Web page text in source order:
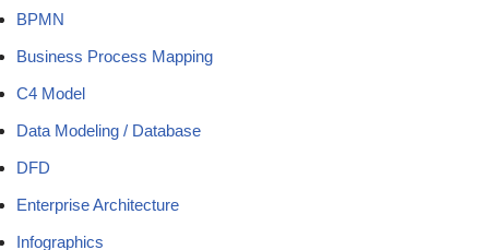
BPMN
Business Process Mapping
C4 Model
Data Modeling / Database
DFD
Enterprise Architecture
Infographics